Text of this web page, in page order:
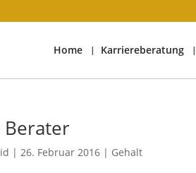
Home Karriereberatung
Berater
|26. Februar 2016 | Gehalt